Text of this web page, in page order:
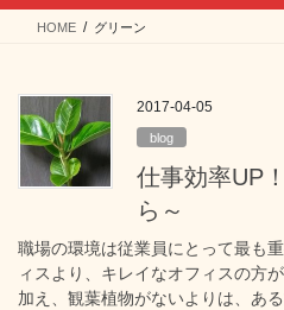
ス
ン
HOME グリーン
2017-04-05
blog
仕事効率UP
ら～
職場の環境は従業員にとって最も
ィスより、キレイなオフィスの方
加え、観葉植物がないよりは、あ